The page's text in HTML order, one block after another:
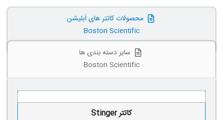
محصولات کاتتر های اَبلیشن
Boston Scientific
سایر دسته بندی ها
Boston Scientific
کاتتر Stinger